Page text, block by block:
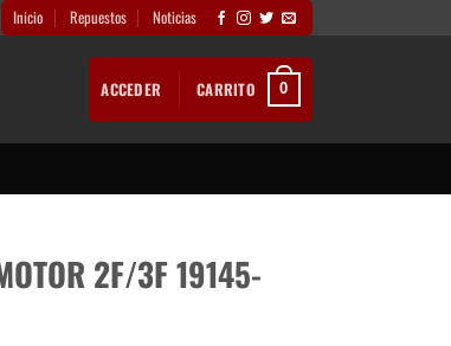
Inicio Repuestos Noticias
ACCEDER CARRITO 0
2F/3F 19145-